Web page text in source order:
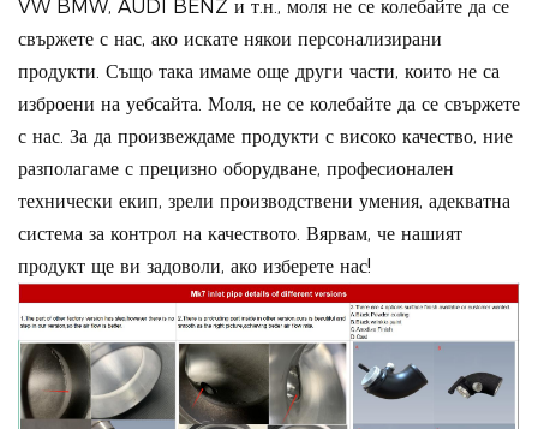
VW BMW, AUDI BENZ и т.н., моля не се колебайте да се
свържете с нас, ако искате някои персонализирани
продукти. Също така имаме още други части, които не са
изброени на уебсайта. Моля, не се колебайте да се свържете
с нас. За да произвеждаме продукти с високо качество, ние
разполагаме с прецизно оборудване, професионален
технически екип, зрели производствени умения, адекватна
система за контрол на качеството. Вярвам, че нашият
продукт ще ви задоволи, ако изберете нас!